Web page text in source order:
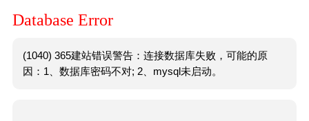
Database Error
(1040) 365建站错误警告：连接数据库失败，可能的原
因：1、数据库密码不对; 2、mysql未启动。